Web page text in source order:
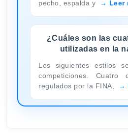
pecho, espalda y
Leer
¿Cuáles son las
utilizadas en la
Los siguientes estilos
competiciones. Cuatro
regulados por la FINA,